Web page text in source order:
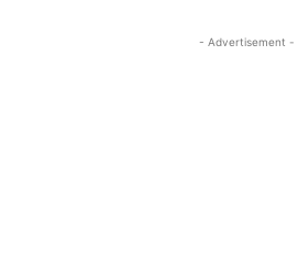
- Advertisement -